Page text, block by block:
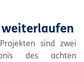
weiterlaufen
sind zwei
des achten